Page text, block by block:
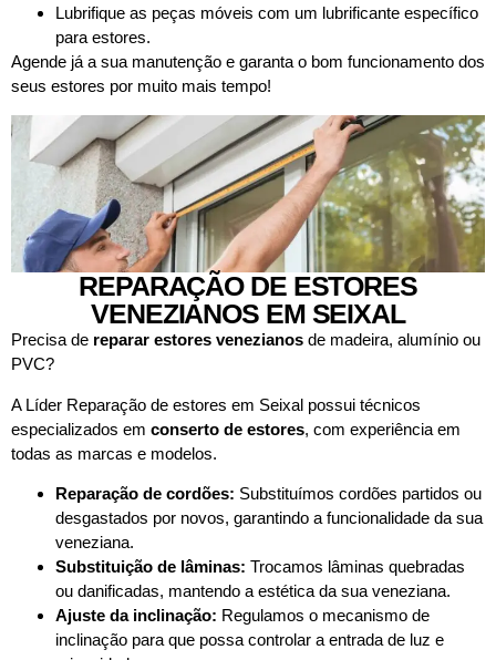
Lubrifique as peças móveis com um lubrificante específico
para estores.
Agende já a sua manutenção e garanta o bom funcionamento dos
seus estores por muito mais tempo!
REPARAÇÃO DE ESTORES
VENEZIANOS EM SEIXAL
Precisa de reparar estores venezianos de madeira, alumínio ou
PVC?
A Líder Reparação de estores em Seixal possui técnicos
especializados em conserto de estores, com experiência em
todas as marcas e modelos.
Reparação de cordões: Substituímos cordões partidos ou
desgastados por novos, garantindo a funcionalidade da sua
veneziana.
Substituição de lâminas: Trocamos lâminas quebradas
ou danificadas, mantendo a estética da sua veneziana.
Ajuste da inclinação: Regulamos o mecanismo de
inclinação para que possa controlar a entrada de luz e